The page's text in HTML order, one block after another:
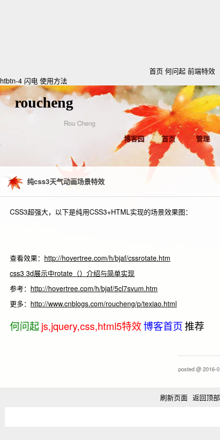
首页 何问起 前端特效
htbtn-4 闪电 使用方法
roucheng
Rou Cheng
博客园 首页 管理
纯css3天气动画场景特效
CSS3超强大，以下是纯用CSS3+HTML实现的场景效果图：
查看效果： http://hovertree.com/h/bjaf/cssrotate.htm
css3 3d展示中rotate（）介绍与简单实现
参考： http://hovertree.com/h/bjaf/5cl7svum.htm
更多： http://www.cnblogs.com/roucheng/p/texiao.html
何问起js,jquery,css,html5特效博客首页推荐
posted @2016-
刷新页面 返回顶部